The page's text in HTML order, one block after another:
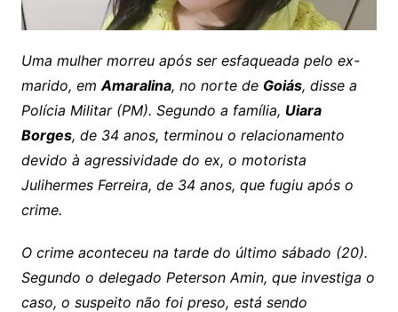
Uma mulher morreu após ser esfaqueada pelo ex-
marido, em Amaralina, no norte de Goiás, disse a
Polícia Militar (PM). Segundo a família, Uiara
Borges, de 34 anos, terminou o relacionamento
devido à agressividade do ex, o motorista
Julihermes Ferreira, de 34 anos, que fugiu após o
crime.
O crime aconteceu na tarde do último sábado (20).
Segundo o delegado Peterson Amin, que investiga o
caso, o suspeito não foi preso, está sendo